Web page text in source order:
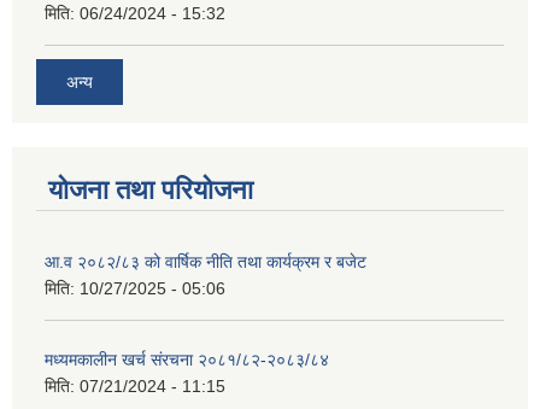
मिति: 06/24/2024 - 15:32
अन्य
योजना तथा परियोजना
आ.व २०८२/८३ को वार्षिक नीति तथा कार्यक्रम र बजेट
मिति: 10/27/2025 - 05:06
मध्यमकालीन खर्च संरचना २०८१/८२-२०८३/८४
मिति: 07/21/2024 - 11:15